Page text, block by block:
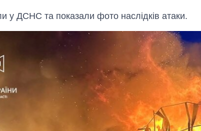
у ДСНС та показали фото наслідків атаки.